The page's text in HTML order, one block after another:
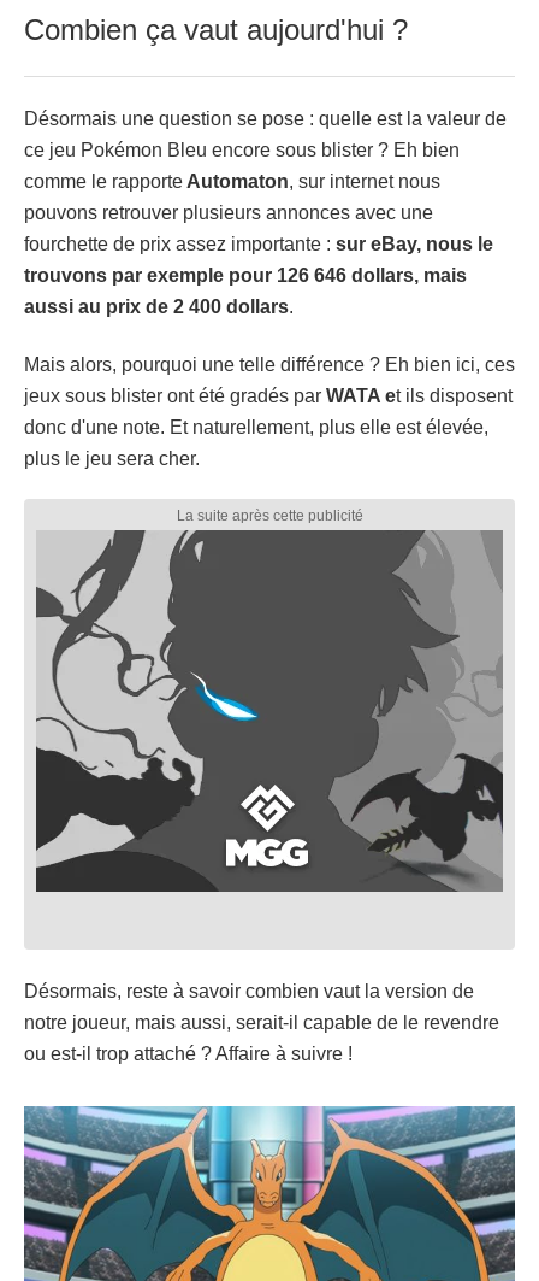
Combien ça vaut aujourd'hui ?
Désormais une question se pose : quelle est la valeur de
ce jeu Pokémon Bleu encore sous blister ? Eh bien
comme le rapporte Automaton, sur internet nous
pouvons retrouver plusieurs annonces avec une
fourchette de prix assez importante : sur eBay, nous le
trouvons par exemple pour 126 646 dollars, mais
aussi au prix de 2 400 dollars.
Mais alors, pourquoi une telle différence ? Eh bien ici, ces
jeux sous blister ont été gradés par WATA et ils disposent
donc d'une note. Et naturellement, plus elle est élevée,
plus le jeu sera cher.
Désormais, reste à savoir combien vaut la version de
notre joueur, mais aussi, serait-il capable de le revendre
ou est-il trop attaché ? Affaire à suivre !